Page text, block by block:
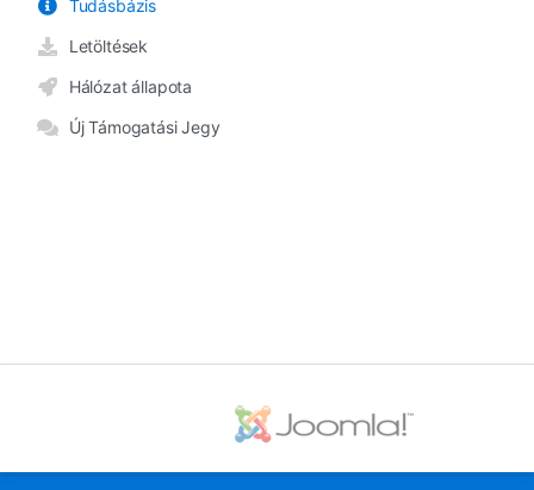
Tudásbázis
Letöltések
Hálózat állapota
Új Támogatási Jegy